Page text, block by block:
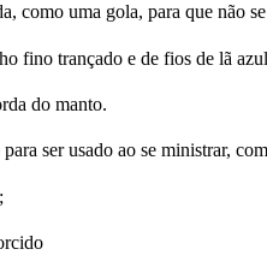
como uma gola, para que não se
fino trançado e de fios de lã
do manto.
ser usado ao se ministrar,